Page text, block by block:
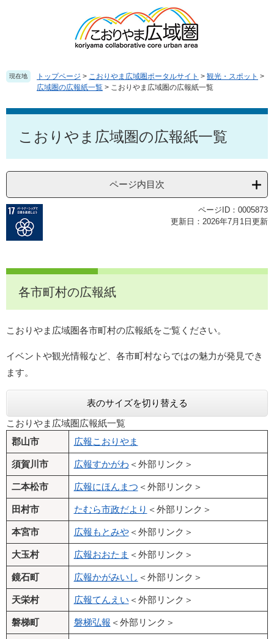
頭
。
飛
て
現在地 トップページ > こおりやま広域圏ポータルサイト > 観光・スポット >
広域圏の広報紙一覧 > こおりやま広域圏の広報紙一覧
本
こおりやま広域圏の広報紙一覧
ページ内目次
ページID：0005873
更新日：2026年7月1日更新
各市町村の広報紙
こおりやま広域圏各市町村の広報紙をご覧ください。
イベントや観光情報など、各市町村ならではの魅力が発見でき
ます。
表のサイズを切り替える
こおりやま広域圏広報紙一覧
郡山市
広報こおりやま
須賀川市 広報すかがわ ＜外部リンク＞
二本松市 広報にほんまつ ＜外部リンク＞
田村市 たむら市政だより ＜外部リンク＞
本宮市 広報もとみや＜外部リンク＞
大玉村 広報おおたま ＜外部リンク＞
鏡石町 広報かがみいし ＜外部リンク＞
天栄村 広報てんえい ＜外部リンク＞
磐梯町 磐梯弘報 ＜外部リンク＞